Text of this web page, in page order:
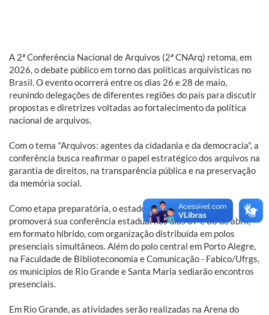
A 2ª Conferência Nacional de Arquivos (2ª CNArq) retoma, em
2026, o debate público em torno das políticas arquivísticas no
Brasil. O evento ocorrerá entre os dias 26 e 28 de maio,
reunindo delegações de diferentes regiões do país para discutir
propostas e diretrizes voltadas ao fortalecimento da política
nacional de arquivos.
Com o tema "Arquivos: agentes da cidadania e da democracia", a
conferência busca reafirmar o papel estratégico dos arquivos na
garantia de direitos, na transparência pública e na preservação
da memória social.
Como etapa preparatória, o estado do Rio Grande do Sul
promoverá sua conferência estadual nos dias 07 e 08 de abril,
em formato híbrido, com organização distribuída em polos
presenciais simultâneos. Além do polo central em Porto Alegre,
na Faculdade de Biblioteconomia e Comunicação - Fabico/Ufrgs,
os municípios de Rio Grande e Santa Maria sediarão encontros
presenciais.
Em Rio Grande, as atividades serão realizadas na Arena do